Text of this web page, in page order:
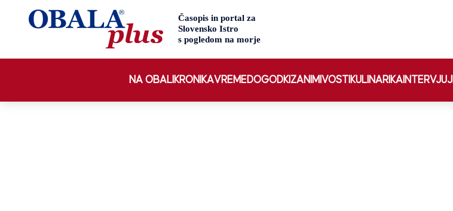
NA OBALI KRONIKAVREMEDOGODKIZANIMIVOSTI KULINARIKA INTERVJUJI